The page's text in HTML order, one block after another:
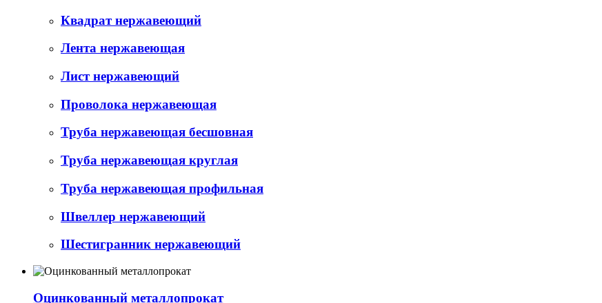
Квадрат нержавеющий
Лента нержавеющая
Лист нержавеющий
Проволока нержавеющая
Труба нержавеющая бесшовная
Труба нержавеющая круглая
Труба нержавеющая профильная
Швеллер нержавеющий
Шестигранник нержавеющий
Оцинкованный металлопрокат